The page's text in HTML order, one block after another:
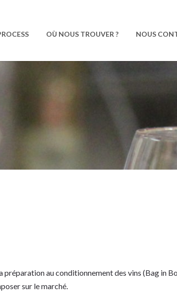
OÙ NOUS TROUVER ? NOUS
au conditionnement des vins (Bag in
sur le marché.